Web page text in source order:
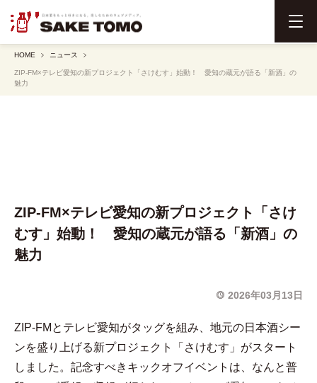
メ
ニ
HOME ニュース
ZIP-FM×テレビ愛知の新プロジェクト「さけむす」始動！ 愛知の蔵元が語る「新酒」の
魅力
ZIP-FM×テレビ愛知の新プロジェクト「さけ
むす」始動！ 愛知の蔵元が語る「新酒」の
魅力
2026年03月13日
ZIP-FMとテレビ愛知がタッグを組み、地元の日本酒シー
ンを盛り上げる新プロジェクト「さけむす」がスタート
しました。記念すべきキックオフイベントは、なんと普